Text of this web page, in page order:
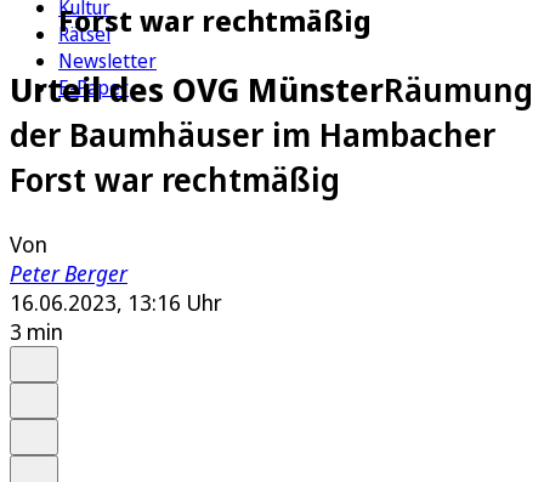
Kultur
Rätsel
Newsletter
E-Paper
Forst war rechtmäßig
Urteil des OVG MünsterRäumung
der Baumhäuser im Hambacher
Forst war rechtmäßig
Von
Peter Berger
16.06.2023, 13:16 Uhr
3 min